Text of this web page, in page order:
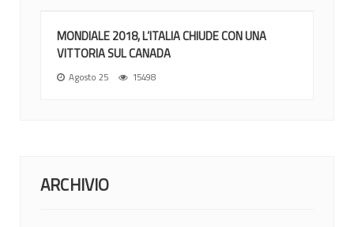
MONDIALE 2018, L’ITALIA CHIUDE CON UNA
VITTORIA SUL CANADA
Agosto 25 15498
ARCHIVIO